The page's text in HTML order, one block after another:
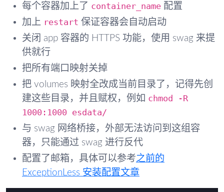
每个容器加上了 container_name 配置
加上 restart 保证容器会自动启动
关闭 app 容器的 HTTPS 功能，使用 swag 来提
供就行
把所有端口映射关掉
把 volumes 映射全改成当前目录了，记得先创
建这些目录，并且赋权，例如 chmod -R
1000:1000 esdata/
与 swag 网络桥接，外部无法访问到这组容
器，只能通过 swag 进行反代
配置了邮箱，具体可以参考之前的
ExceptionLess 安装配置文章